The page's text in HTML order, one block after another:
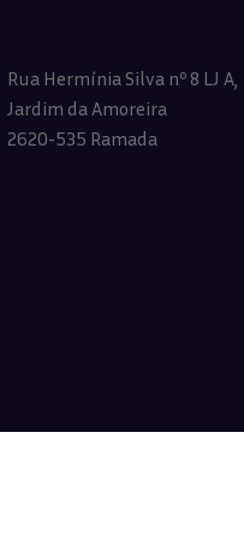
Rua Hermínia Silva nº 8 LJ A,
Jardim da Amoreira
2620-535 Ramada